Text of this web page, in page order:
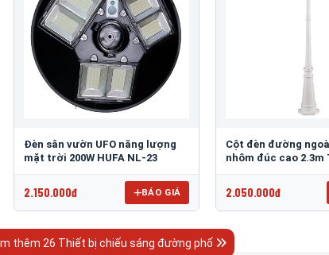
Đèn sân vườn UFO năng lượng
mặt trời 200W HUFA NL-23
2.150.000đ BÁO GIÁ
Cột đèn đường
nhôm đúc cao 2.3m
2.050.000đ
thêm 26 Thiết bị chiếu sáng đường phố